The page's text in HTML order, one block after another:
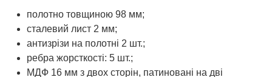
полотно товщиною 98 мм;
сталевий лист 2 мм;
антизрізи на полотні 2 шт.;
ребра жорсткості: 5 шт.;
МДФ 16 мм з двох сторін, патиновані на дві